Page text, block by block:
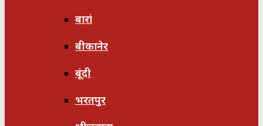
बारां
बीकानेर
बूंदी
भरतपुर